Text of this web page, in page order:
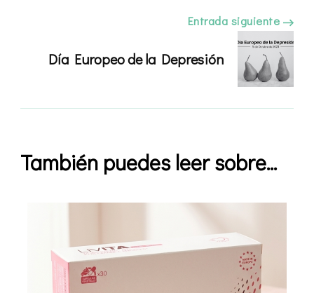
Entrada siguiente
Día Europeo de la Depresión
También puedes leer sobre...